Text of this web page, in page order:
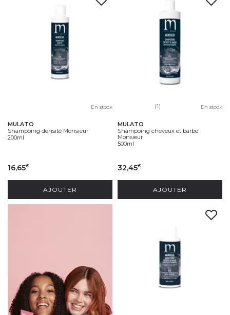
En stock
MULATO
Shampoing densité Monsieur
200ml
16,65€
AJOUTER
(1) En stock
MULATO
Shampoing cheveux et barbe
Monsieur
500ml
32,45€
AJOUTER